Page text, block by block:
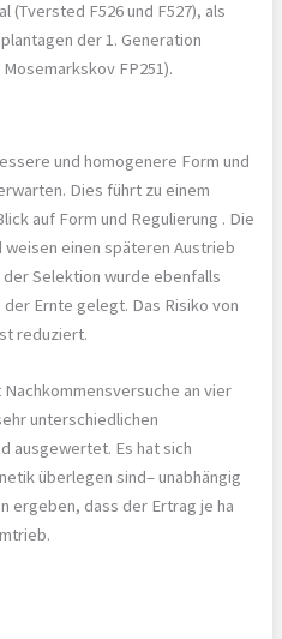
(Tversted F526 und F527), als
der 1. Generation
FP251).
und homogenere Form und
Dies führt zu einem
auf Form und Regulierung . Die
weisen einen späteren Austrieb
der Selektion wurde ebenfalls
Ernte gelegt. Das Risiko von
reduziert.
an vier
unterschiedlichen
ausgewertet. Es hat sich
überlegen sind– unabhängig
ergeben, dass der Ertrag je ha